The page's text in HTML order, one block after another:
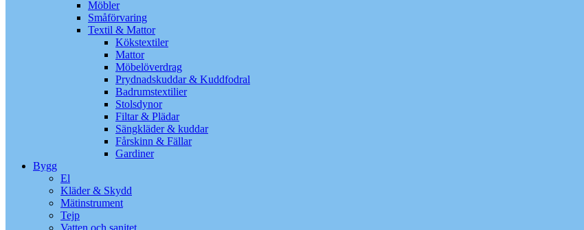
Möbler
Småförvaring
Textil & Mattor
Kökstextiler
Mattor
Möbelöverdrag
Prydnadskuddar & Kuddfodral
Badrumstextilier
Stolsdynor
Filtar & Plädar
Sängkläder & kuddar
Fårskinn & Fällar
Gardiner
Bygg
El
Kläder & Skydd
Mätinstrument
Tejp
Vatten och sanitet